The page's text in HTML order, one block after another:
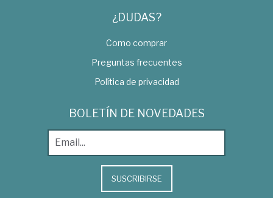
¿DUDAS?
Como comprar
Preguntas frecuentes
Política de privacidad
BOLETÍN DE NOVEDADES
SUSCRIBIRSE